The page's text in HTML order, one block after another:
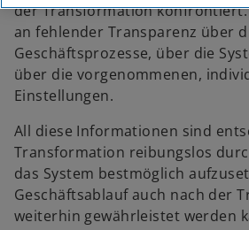
der Transformation konfrontiert.
an fehlender Transparenz über
Geschäftsprozesse, über die
über die vorgenommenen,
Einstellungen.
All diese Informationen sind
Transformation reibungslos
das System bestmöglich
Geschäftsablauf auch nach der
weiterhin gewährleistet werden